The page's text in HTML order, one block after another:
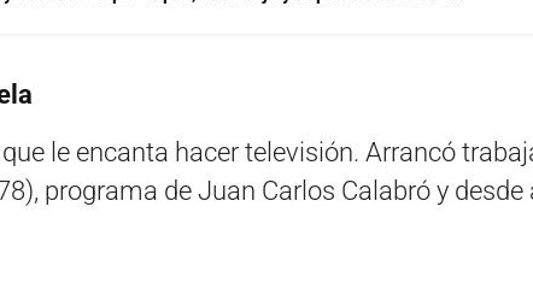
le encanta hacer televisión. Arrancó
programa de Juan Carlos Calabró y desde